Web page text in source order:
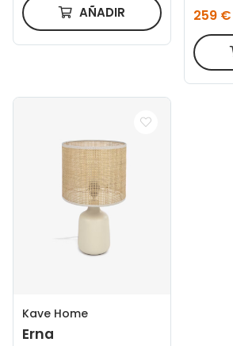
AÑADIR 259 €
Kave Home
Erna